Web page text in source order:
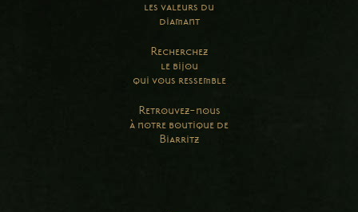
les valeurs du
diamant
Recherchez
le bijou
qui vous ressemble
Retrouvez-nous
à notre boutique de
Biarritz